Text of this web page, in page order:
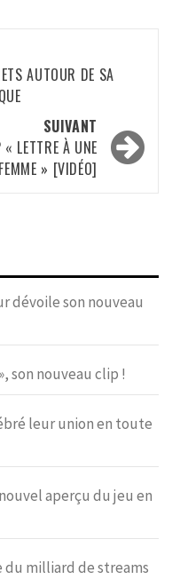
AUTOUR DE SA
SUIVANT
« LETTRE À UNE
FEMME » [VIDÉO]
dévoile son nouveau
son nouveau clip !
leur union en toute
aperçu du jeu en
du milliard de streams